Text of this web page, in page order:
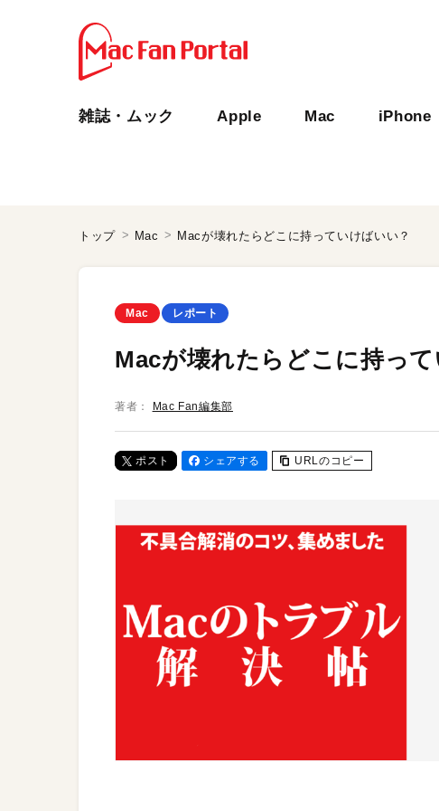
雑誌・ムック Apple Mac iPhone
トップ Mac Macが壊れたらどこに持っていけばいい？
Mac レポート
Macが壊れたらどこに持って
著者： Mac Fan編集部
ポスト シェアする URLのコピー